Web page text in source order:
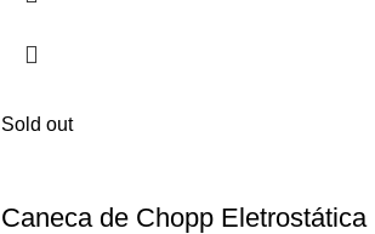
Sold out
Caneca de Chopp Eletrostática